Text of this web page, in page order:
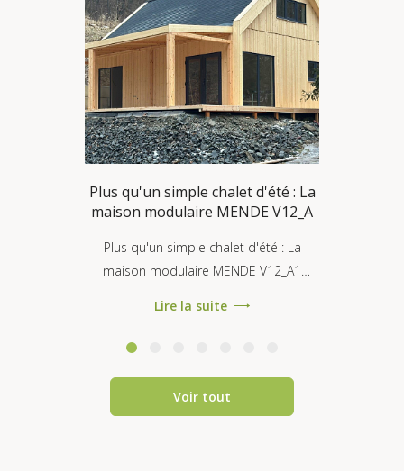
Plus qu'un simple chalet d'été : La
maison modulaire MENDE V12_A
Plus qu'un simple chalet d'été : La
maison modulaire MENDE V12_A1
Lire la suite
Voir tout